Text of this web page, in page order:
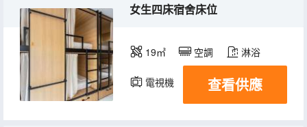
女生四床宿舍床位
19㎡ 空調 淋浴
電視機 查看供應